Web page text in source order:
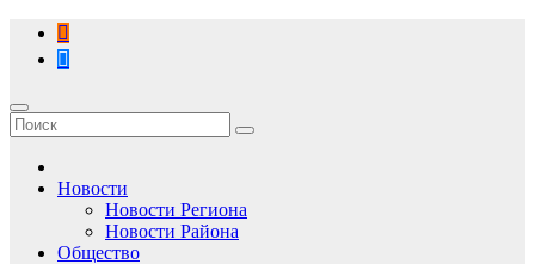
Перейти
содержимому
Новости
Новости Региона
Новости Района
Общество